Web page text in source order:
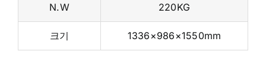
N.W 220KG
크기 1336×986×1550mm